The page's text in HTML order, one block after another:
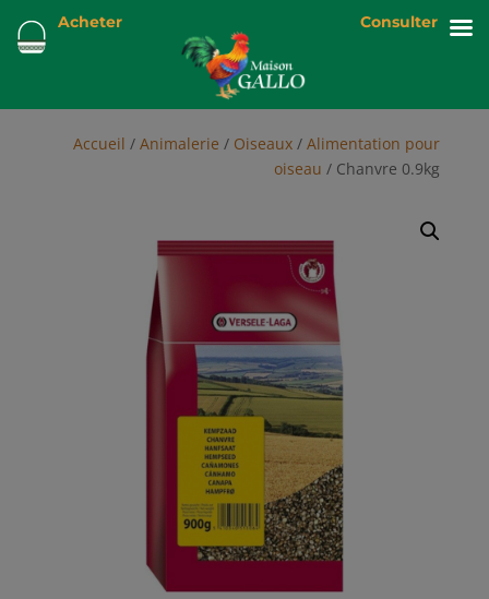
Accueil /Animalerie / Oiseaux /Alimentation pour
oiseau / Chanvre 0.9kg
Acheter Consulter